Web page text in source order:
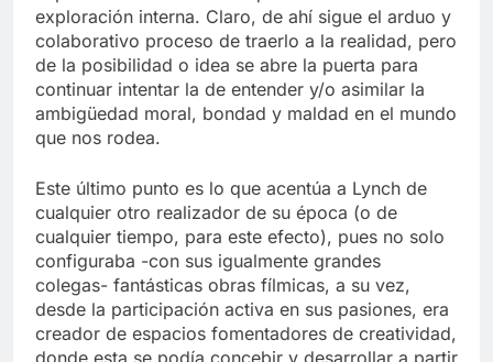
exploración interna. Claro, de ahí sigue el arduo y
colaborativo proceso de traerlo a la realidad, pero
de la posibilidad o idea se abre la puerta para
continuar intentar la de entender y/o asimilar la
ambigüedad moral, bondad y maldad en el mundo
que nos rodea.
Este último punto es lo que acentúa a Lynch de
cualquier otro realizador de su época (o de
cualquier tiempo, para este efecto), pues no solo
configuraba -con sus igualmente grandes
colegas- fantásticas obras fílmicas, a su vez,
desde la participación activa en sus pasiones, era
creador de espacios fomentadores de creatividad,